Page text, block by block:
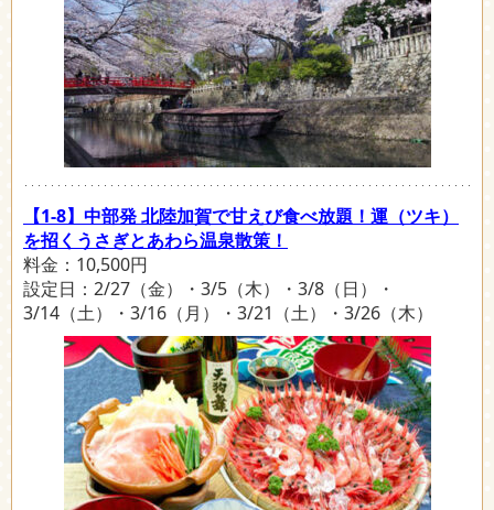
【1-8】中部発 北陸加賀で甘えび食べ放題！運（ツキ）
を招くうさぎとあわら温泉散策！
料金：10,500円
設定日：2/27（金）・3/5（木）・3/8（日）・
3/14（土）・3/16（月）・3/21（土）・3/26（木）